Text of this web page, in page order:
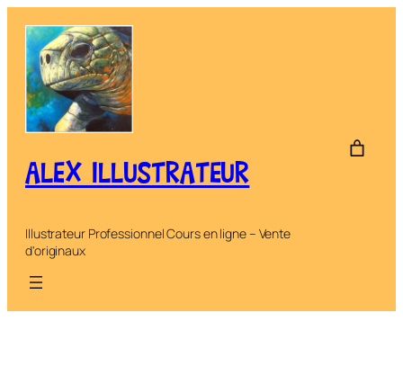
contenu
ALEX ILLUSTRATEUR
Illustrateur Professionnel Cours en ligne – Vente
d'originaux